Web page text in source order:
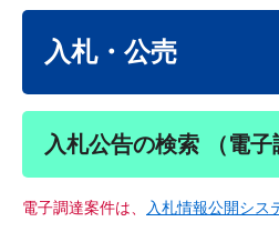
入札・公売
入札公告の検索 （電子
電子調達案件は、 入札情報公開シス